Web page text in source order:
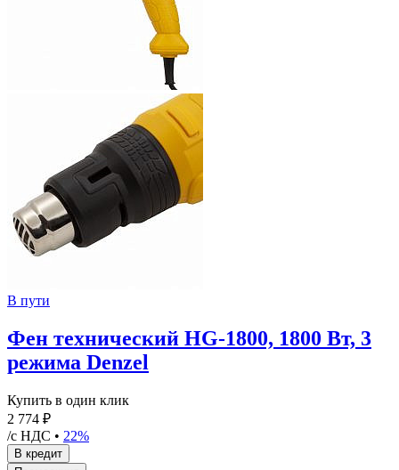
В пути
Фен технический HG-1800, 1800 Вт, 3
режима Denzel
Купить в один клик
2 774 ₽
/с НДС • 22%